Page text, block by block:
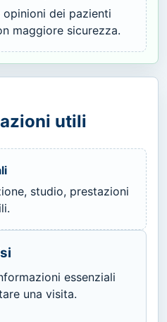
dei pazienti
maggiore sicurezza.
utili
studio, prestazioni
essenziali
una visita.